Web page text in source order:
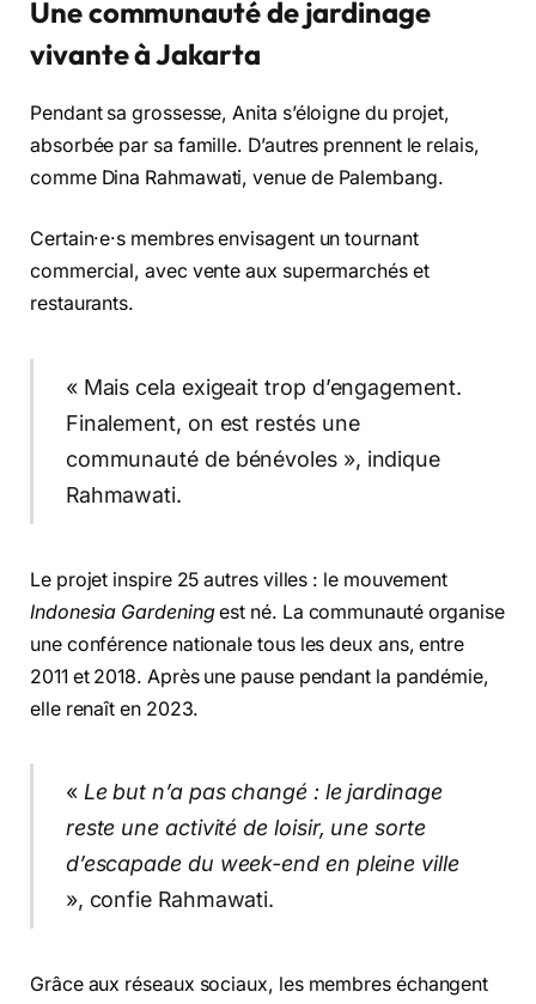
Une communauté de jardinage
vivante à Jakarta
Pendant sa grossesse, Anita s’éloigne du projet,
absorbée par sa famille. D’autres prennent le relais,
comme Dina Rahmawati, venue de Palembang.
Certain·e·s membres envisagent un tournant
commercial, avec vente aux supermarchés et
restaurants.
« Mais cela exigeait trop d’engagement.
Finalement, on est restés une
communauté de bénévoles », indique
Rahmawati.
Le projet inspire 25 autres villes : le mouvement
Indonesia Gardeningest né. La communauté organise
une conférence nationale tous les deux ans, entre
2011 et 2018. Après une pause pendant la pandémie,
elle renaît en 2023.
«Le but n’a pas changé : le jardinage
reste une activité de loisir, une sorte
d’escapade du week-end en pleine ville
», confie Rahmawati.
Grâce aux réseaux sociaux, les membres échangent